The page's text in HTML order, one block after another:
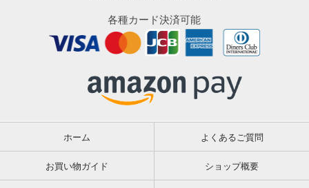
各種カード決済可能
ホーム よくあるご質問
お買い物ガイド ショップ概要